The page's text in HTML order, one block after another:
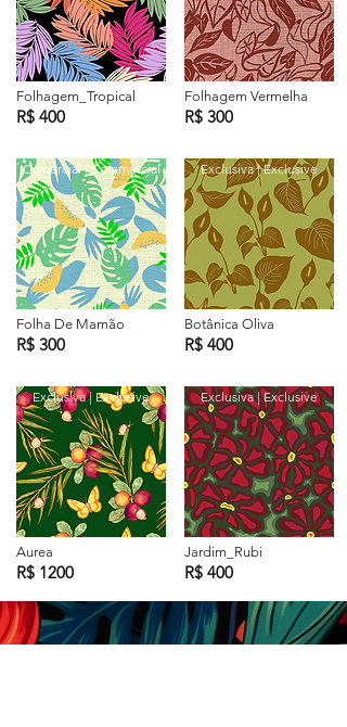
Folhagem_Tropical
R$ 400
Comercial | Commercial
Folha De Mamão
R$ 300
Exclusiva | Exclusive
Aurea
R$ 1200
Folhagem Vermelha
R$ 300
Exclusiva | Exclusive
Botânica Oliva
R$ 400
Exclusiva | Exclusive
Jardim_Rubi
R$ 400